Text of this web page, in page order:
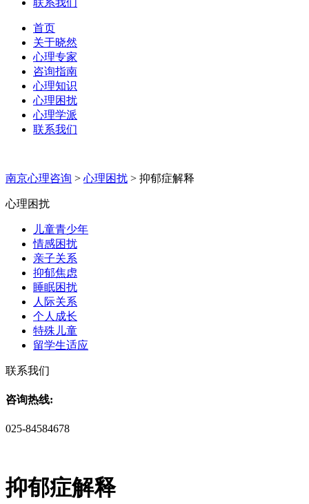
联系我们
首页
关于晓然
心理专家
咨询指南
心理知识
心理困扰
心理学派
联系我们
南京心理咨询 > 心理困扰 > 抑郁症解释
心理困扰
儿童青少年
情感困扰
亲子关系
抑郁焦虑
睡眠困扰
人际关系
个人成长
特殊儿童
留学生适应
联系我们
咨询热线:
025-84584678
抑郁症解释